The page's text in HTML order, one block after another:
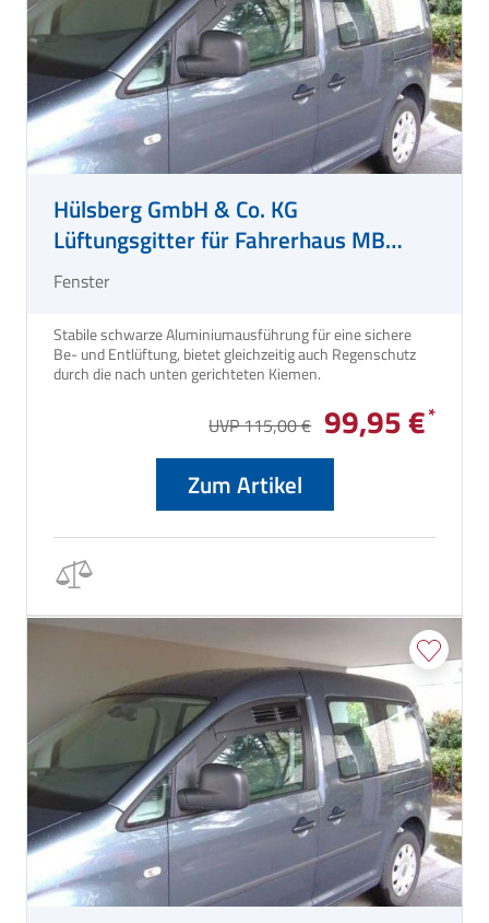
Hülsberg GmbH & Co. KG
Lüftungsgitter für Fahrerhaus MB
Sprinter Bj. 2006/04 - 2018/02
Fenster
Stabile schwarze Aluminiumausführung für eine sichere
Be- und Entlüftung, bietet gleichzeitig auch Regenschutz
UVP 115,00 € 99,95 €
Zum Artikel